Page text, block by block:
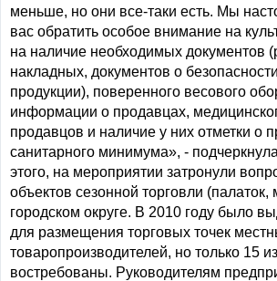
меньше, но они все-таки есть. Мы
вас обратить особое внимание на
на наличие необходимых документов
накладных, документов о
продукции), поверенного весового
информации о продавцах,
продавцов и наличие у них отметки о
санитарного минимума», -
этого, на мероприятии затронули
объектов сезонной торговли
городском округе. В 2010 году было
для размещения торговых точек
товаропроизводителей, но только 15
востребованы. Руководителям